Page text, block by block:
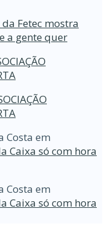
Fetec mostra
a gente quer
Costa em
Caixa só com hora
Costa em
Caixa só com hora